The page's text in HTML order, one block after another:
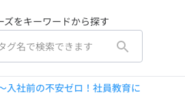
ズをキーワードから探す
社前の不安ゼロ！社員教育に